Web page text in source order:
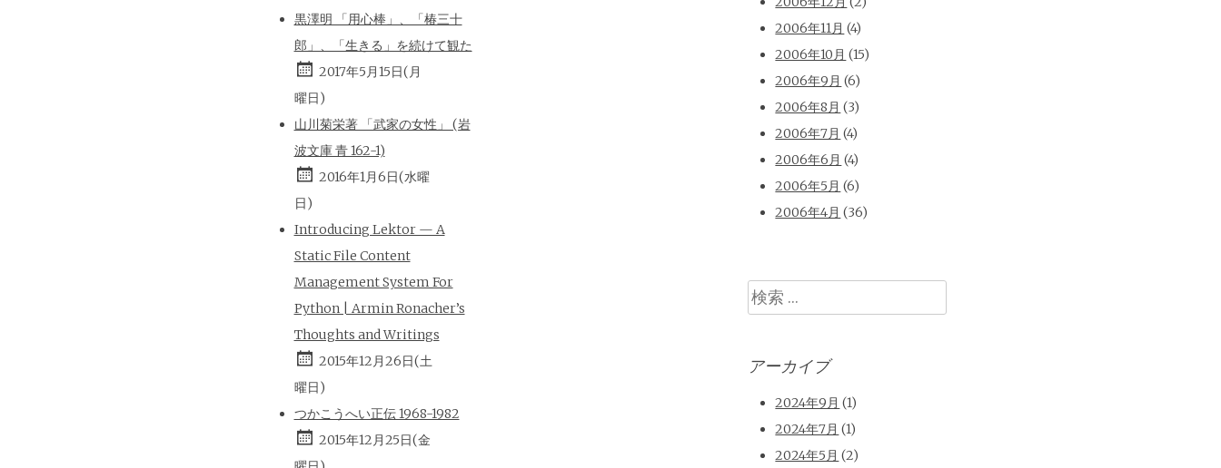
黒澤明 「用心棒」、「椿三十
郎」、「生きる」を続けて観た
2017年5月15日(月
曜日)
山川菊栄著 「武家の女性」 (岩
波文庫 青 162-1)
2016年1月6日(水曜
日)
Introducing Lektor — A
Static File Content
Management System For
Python | Armin Ronacher’s
Thoughts and Writings
2015年12月26日(土
曜日)
つかこうへい正伝 1968-1982
2015年12月25日(金
2006年11月 (4)
2006年10月 (15)
2006年9月 (6)
2006年8月 (3)
2006年7月 (4)
2006年6月 (4)
2006年5月 (6)
2006年4月 (36)
検
索
アーカイブ
2024年9月 (1)
2024年7月 (1)
2024年5月 (2)